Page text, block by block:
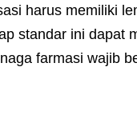
harus memiliki
standar ini dapat
farmasi wajib